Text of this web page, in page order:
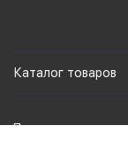
Каталог товаров
Политика